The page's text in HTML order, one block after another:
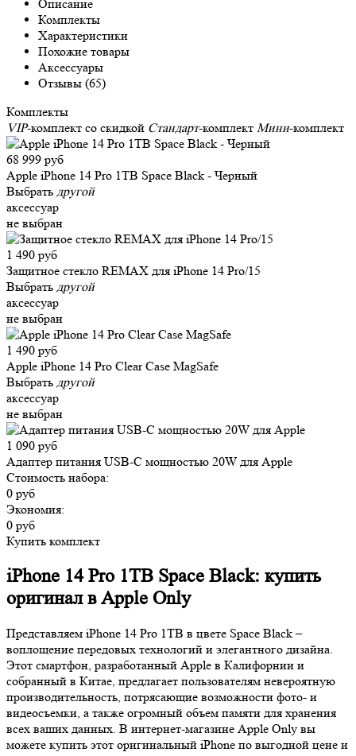
Описание
Комплекты
Характеристики
Похожие товары
Аксессуары
Отзывы (65)
Комплекты
VIP-комплект со скидкой Стандарт-комплект Мини-комплект
68 999 руб
Apple iPhone 14 Pro 1TB Space Black - Черный
Выбрать другой
аксессуар
не выбран
1 490 руб
Защитное стекло REMAX для iPhone 14 Pro/15
Выбрать другой
аксессуар
не выбран
1 490 руб
Apple iPhone 14 Pro Clear Case MagSafe
Выбрать другой
аксессуар
не выбран
1 090 руб
Адаптер питания USB-C мощностью 20W для Apple
Стоимость набора:
0 руб
Экономия:
0 руб
Купить комплект
iPhone 14 Pro 1TB Space Black: купить
оригинал в Apple Only
Представляем iPhone 14 Pro 1TB в цвете Space Black –
воплощение передовых технологий и элегантного дизайна.
Этот смартфон, разработанный Apple в Калифорнии и
собранный в Китае, предлагает пользователям невероятную
производительность, потрясающие возможности фото- и
видеосъемки, а также огромный объем памяти для хранения
всех ваших данных. В интернет-магазине Apple Only вы
можете купить этот оригинальный iPhone по выгодной цене и